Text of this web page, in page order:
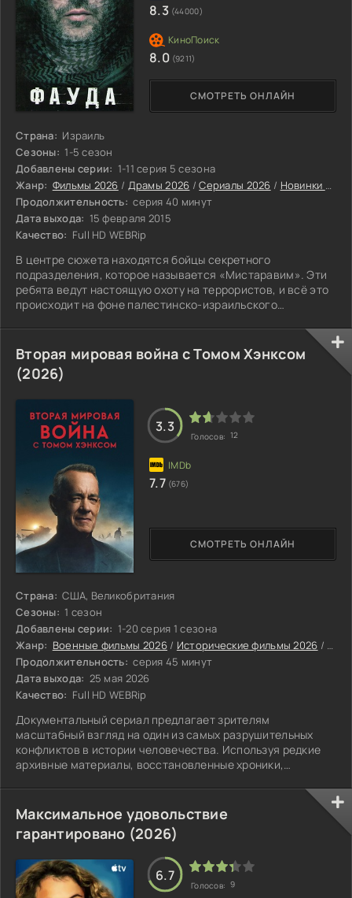
Страна: Израиль
Сезоны: 1-5 сезон
Добавлены серии: 1-11 серия 5 сезона
Жанр: Фильмы 2026 / Драмы 2026 /Сериалы 2026 / Новинки сериалов 2026
Продолжительность: серия 40 минут
Дата выхода: 15 февраля 2015
Качество: Full HD WEBRip
В центре сюжета находятся бойцы секретного
подразделения, которое называется «Мистаравим». Эти
ребята ведут настоящую охоту на террористов, и всё это
происходит на фоне палестинско-израильского
СМОТРЕТЬ ОНЛАЙН
8.3 (44000)
8.0 (9211)
Вторая мировая война с Томом Хэнксом
(2026)
Страна: США, Великобритания
Сезоны: 1 сезон
Добавлены серии: 1-20 серия 1 сезона
Жанр: Военные фильмы 2026 / Исторические фильмы 2026 /
Продолжительность: серия 45 минут
Дата выхода: 25 мая 2026
Качество: Full HD WEBRip
Документальный сериал предлагает зрителям
масштабный взгляд на один из самых разрушительных
конфликтов в истории человечества. Используя редкие
архивные материалы, восстановленные хроники,
историков со всего мира.
СМОТРЕТЬ ОНЛАЙН
3.3
Голосов: 12
7.7 (676)
Максимальное удовольствие
гарантировано (2026)
6.7
Голосов: 9